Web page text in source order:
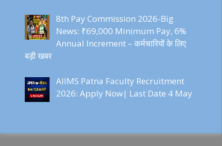
8th Pay Commission 2026-Big
News: ₹69,000 Minimum Pay, 6%
Annual Increment – कर्मचारियों के लिए
बड़ी खबर
AIIMS Patna Faculty Recruitment
2026: Apply Now| Last Date 4 May